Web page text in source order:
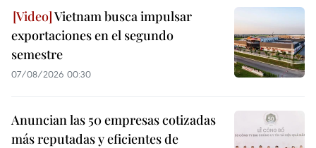
Vietnam busca impulsar
exportaciones en el segundo
semestre
07/08/2026 00:30
Anuncian las 50 empresas cotizadas
más reputadas y eficientes de